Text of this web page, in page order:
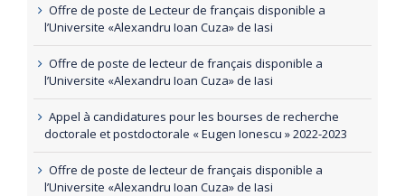
Offre de poste de Lecteur de français disponible a
l’Universite «Alexandru Ioan Cuza» de Iasi
Offre de poste de lecteur de français disponible a
l’Universite «Alexandru Ioan Cuza» de Iasi
Appel à candidatures pour les bourses de recherche
doctorale et postdoctorale « Eugen Ionescu » 2022-2023
Offre de poste de lecteur de français disponible a
l’Universite «Alexandru Ioan Cuza» de Iasi